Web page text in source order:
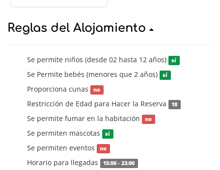
Reglas del Alojamiento
Se permite niños (desde 02 hasta 12 años) sí
Se Permite bebés (menores que 2 años) sí
Proporciona cunas no
Restricción de Edad para Hacer la Reserva 18
Se permite fumar en la habitación no
Se permiten mascotas sí
Se permiten eventos no
Horario para llegadas 15:00 - 23:00